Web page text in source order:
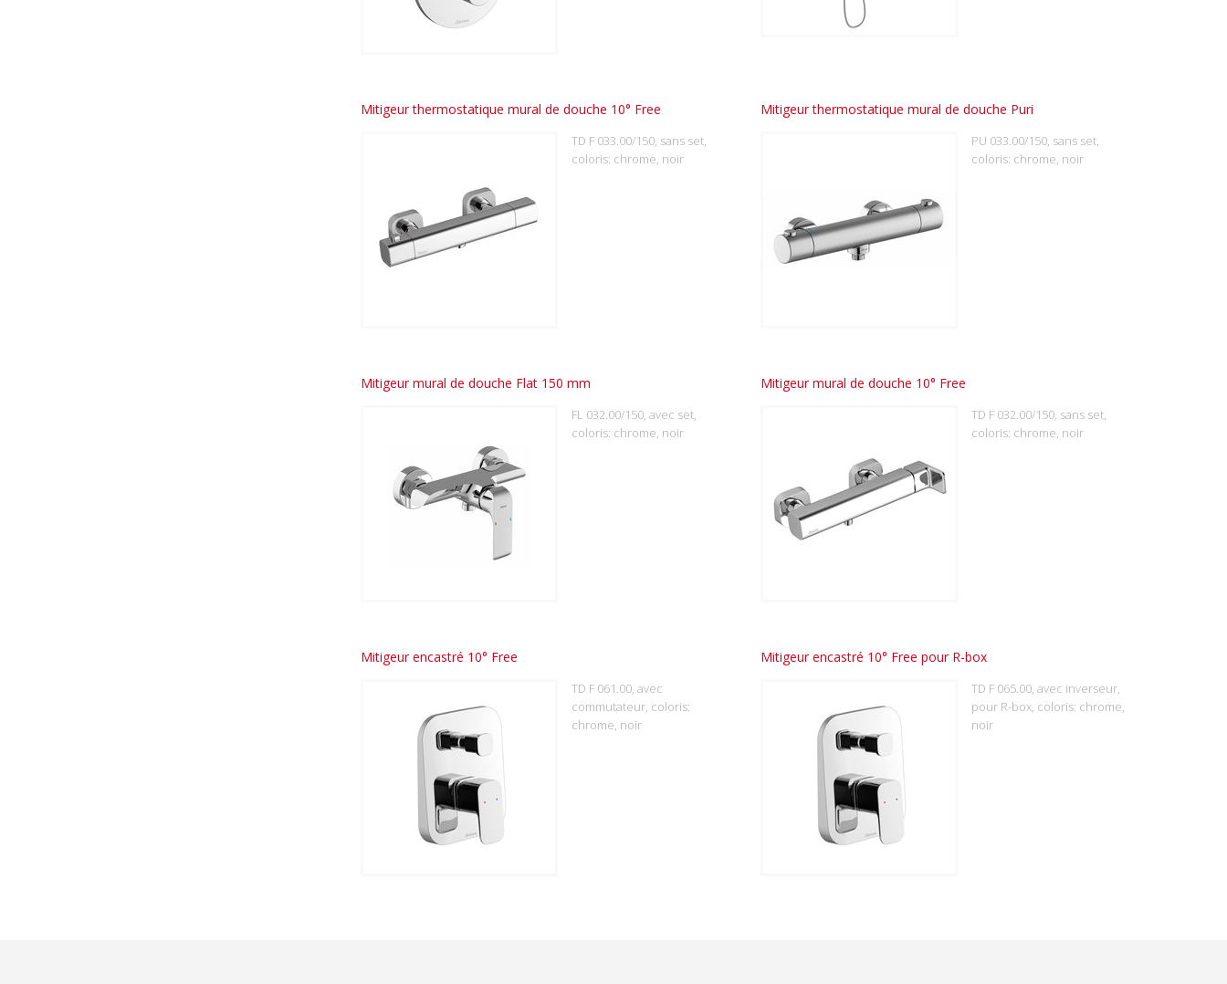
Mitigeur thermostatique mural de douche 10° Free
TD F 033.00/150, sans set,
coloris: chrome, noir
Mitigeur thermostatique mural de douche Puri
PU 033.00/150, sans set,
coloris: chrome, noir
Mitigeur mural de douche Flat 150 mm
FL 032.00/150, avec set,
coloris: chrome, noir
Mitigeur mural de douche 10° Free
TD F 032.00/150, sans set,
coloris: chrome, noir
Mitigeur encastré 10° Free
TD F 061.00, avec
commutateur, coloris:
chrome, noir
Mitigeur encastré 10° Free pour R-box
TD F 065.00, avec inverseur,
pour R-box, coloris: chrome,
noir